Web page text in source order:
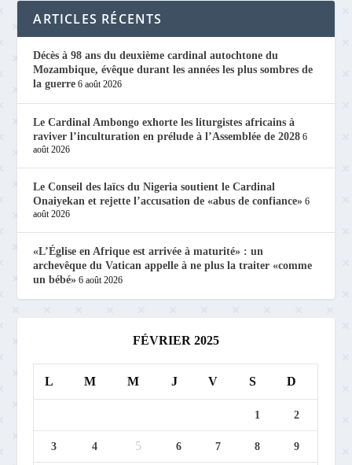
ARTICLES RÉCENTS
Décès à 98 ans du deuxième cardinal autochtone du
Mozambique, évêque durant les années les plus sombres de
la guerre 6 août 2026
Le Cardinal Ambongo exhorte les liturgistes africains à
raviver l’inculturation en prélude à l’Assemblée de 2028 6
août 2026
Le Conseil des laïcs du Nigeria soutient le Cardinal
Onaiyekan et rejette l’accusation de «abus de confiance» 6
août 2026
«L’Église en Afrique est arrivée à maturité» : un
archevêque du Vatican appelle à ne plus la traiter «comme
un bébé» 6 août 2026
FÉVRIER 2025
L M M J V S D
1 2
3 4 5 6 7 8 9